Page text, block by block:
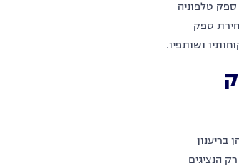
טלפוניה
ספק
ושותפיו.
הנציגים